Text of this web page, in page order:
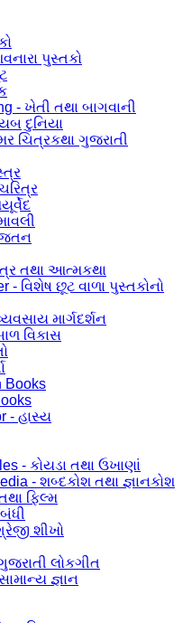
પુસ્તકો
- ખેતી તથા બાગવાની
દુનિયા
ચિત્રકથા ગુજરાતી
જતન
તથા આત્મકથા
- વિશેષ છૂટ વાળા પુસ્તકોનો
માર્ગદર્શન
વિકાસ
Books
- હાસ્ય
- કોયડા તથા ઉખાણાં
- શબ્દકોશ તથા જ્ઞાનકોશ
ફિલ્મ
શીખો
લોકગીત
જ્ઞાન